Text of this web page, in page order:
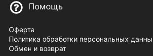
Помощь
Оферта
Политика обработки персональных
Обмен и возврат